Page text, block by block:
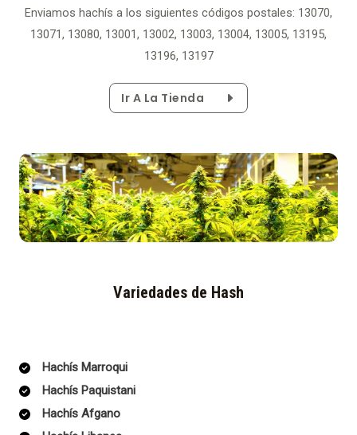
Enviamos hachís a los siguientes códigos postales: 13070,
13071, 13080, 13001, 13002, 13003, 13004, 13005, 13195,
13196, 13197
Ir A La Tienda
Variedades de Hash
Hachís Marroqui
Hachís Paquistani
Hachís Afgano